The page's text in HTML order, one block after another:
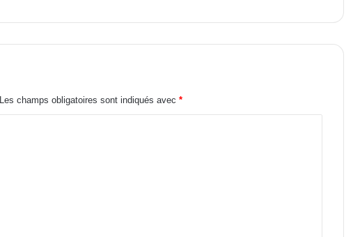
Les champs obligatoires sont indiqués avec *